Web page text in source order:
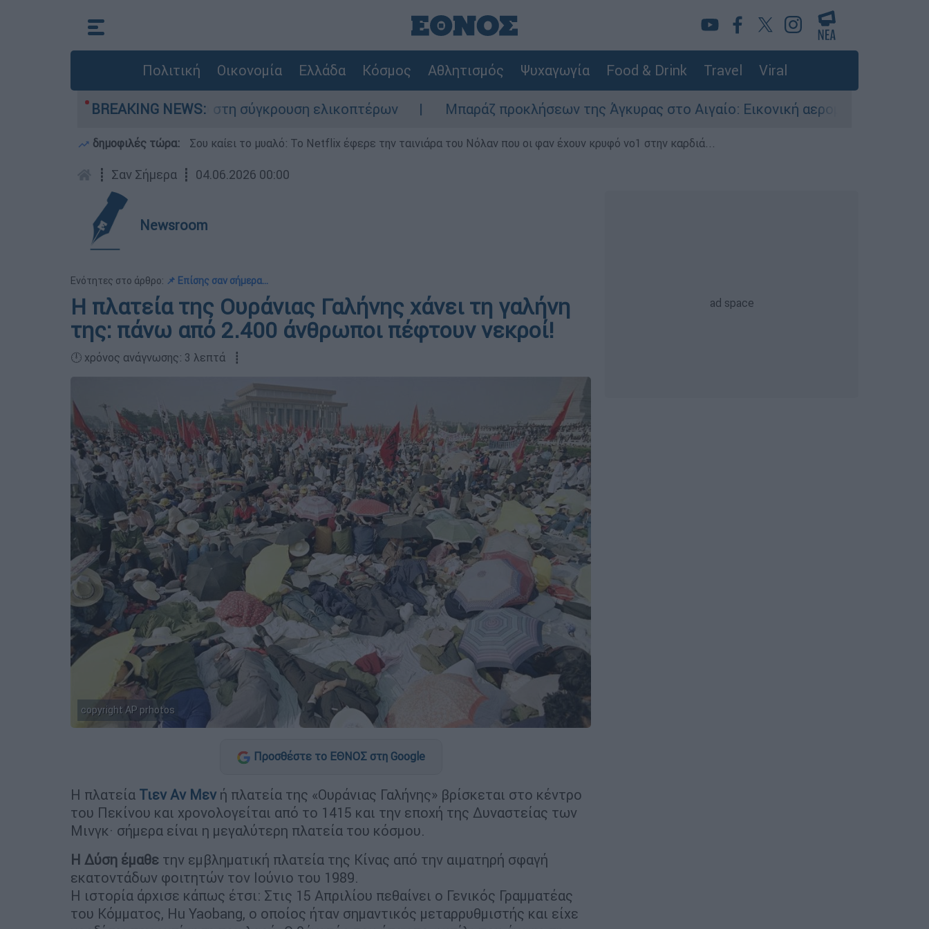
Πολιτική Οικονομία Ελλάδα Κόσμος Αθλητισμός Ψυχαγωγία Food & Drink Travel Viral
BREAKING NEWS:
έχασε τη ζωή του στη σύγκρουση ελικοπτέρων Μπαράζ προκλήσεων της Άγκυρας στο Αιγαίο: Εικονική αερομαχία ανάμεσα σε ελληνικά
δημοφιλές τώρα: Σου καίει το μυαλό: Το Netflix έφερε την ταινιάρα του Νόλαν που οι φαν έχουν κρυφό νο1 στην καρδιά...
┋ Σαν Σήμερα ┋ 04.06.2026 00:00
Newsroom
Ενότητες στο άρθρο: 📌 Επίσης σαν σήμερα...
Η πλατεία της Ουράνιας Γαλήνης χάνει τη γαλήνη
της: πάνω από 2.400 άνθρωποι πέφτουν νεκροί!
🕛 χρόνος ανάγνωσης: 3 λεπτά ┋
copyright AP prhotos
Προσθέστε το ΕΘΝΟΣ στη Google
Η πλατεία Τιεν Αν Μενή πλατεία της «Ουράνιας Γαλήνης» βρίσκεται στο κέντρο
του Πεκίνου και χρονολογείται από το 1415 και την εποχή της Δυναστείας των
Μινγκ· σήμερα είναι η μεγαλύτερη πλατεία του κόσμου.
Η Δύση έμαθε την εμβληματική πλατεία της Κίνας από την αιματηρή σφαγή
εκατοντάδων φοιτητών τον Ιούνιο του 1989.
Η ιστορία άρχισε κάπως έτσι: Στις 15 Απριλίου πεθαίνει ο Γενικός Γραμματέας
του Κόμματος, Hu Yaobang, ο οποίος ήταν σημαντικός μεταρρυθμιστής και είχε